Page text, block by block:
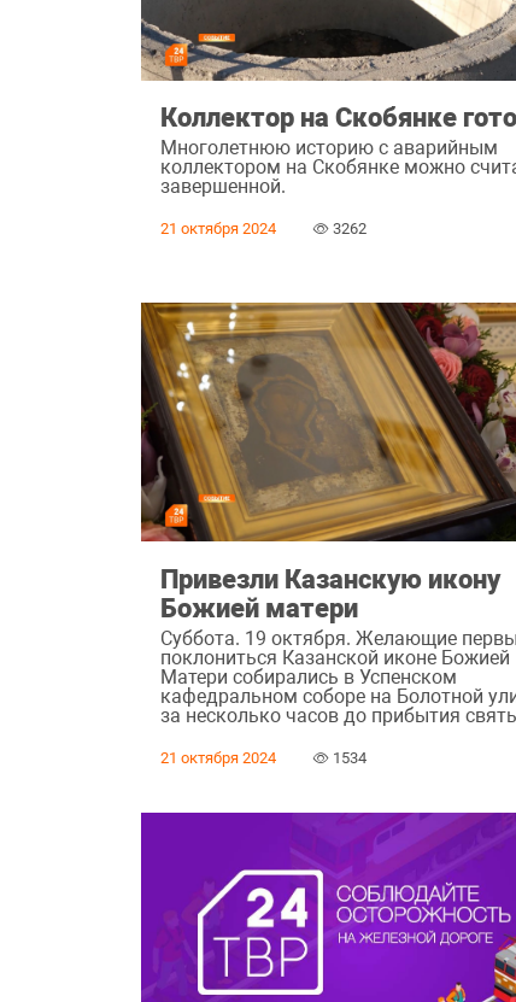
Коллектор на Скобянке
Многолетнюю историю с аварийным
коллектором на Скобянке можно
завершенной.
21 октября 2024 3262
Привезли Казанскую икону
Божией матери
Суббота. 19 октября. Желающие
поклониться Казанской иконе Божией
Матери собирались в Успенском
кафедральном соборе на Болотной
за несколько часов до прибытия
21 октября 2024 1534